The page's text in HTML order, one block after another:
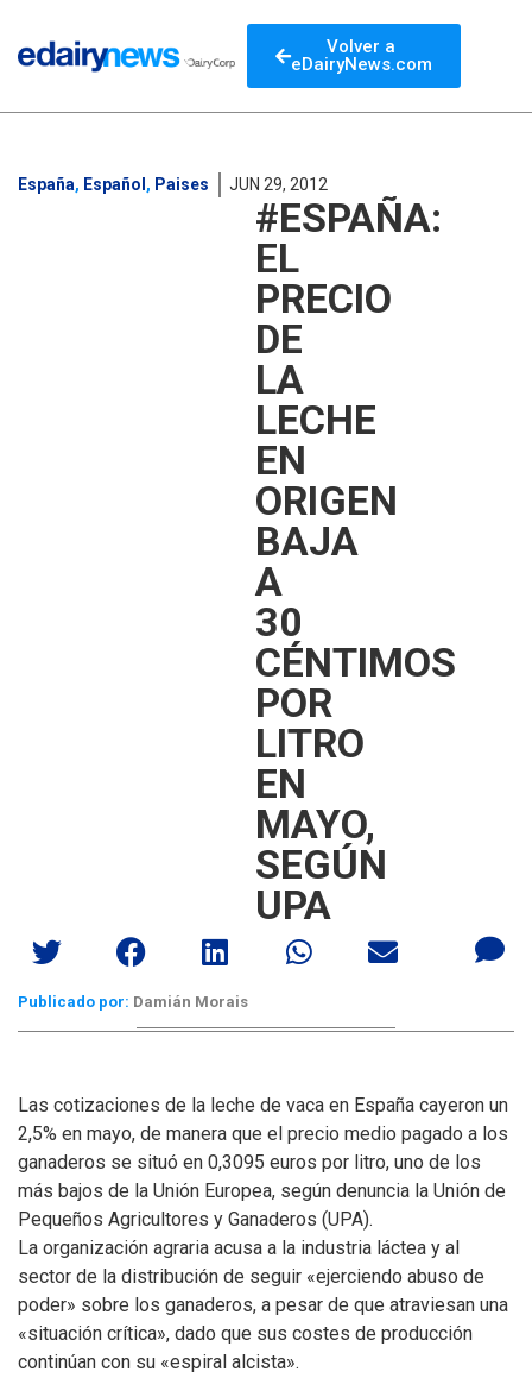
Volver a
eDairyNews.com
España, Español , Paises JUN 29, 2012
#ESPAÑA:
EL
PRECIO
DE
LA
LECHE
EN
ORIGEN
BAJA
A
30
CÉNTIMOS
POR
LITRO
EN
MAYO,
SEGÚN
UPA
Publicado por: Damián Morais
Las cotizaciones de la leche de vaca en España cayeron un
2,5% en mayo, de manera que el precio medio pagado a los
ganaderos se situó en 0,3095 euros por litro, uno de los
más bajos de la Unión Europea, según denuncia la Unión de
Pequeños Agricultores y Ganaderos (UPA).
La organización agraria acusa a la industria láctea y al
sector de la distribución de seguir «ejerciendo abuso de
poder» sobre los ganaderos, a pesar de que atraviesan una
«situación crítica», dado que sus costes de producción
continúan con su «espiral alcista».